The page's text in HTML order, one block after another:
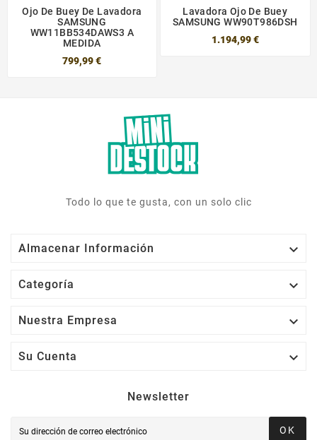
Ojo De Buey De Lavadora
SAMSUNG
WW11BB534DAWS3 A
MEDIDA
799,99 €
Lavadora Ojo De Buey
SAMSUNG WW90T986DSH
1.194,99 €
Todo lo que te gusta, con un solo clic
Almacenar Información 
Categoría 
Nuestra Empresa 
Su Cuenta 
Newsletter
OK